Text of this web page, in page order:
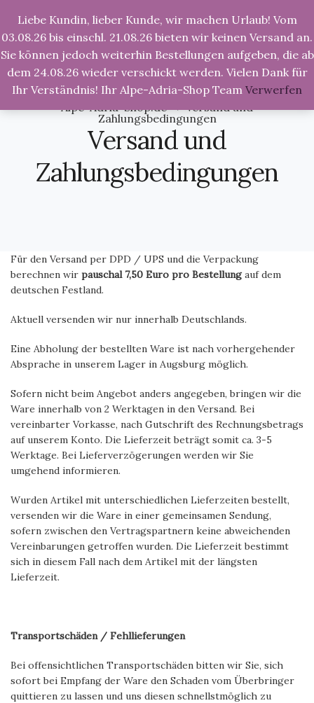
Liebe Kundin, lieber Kunde, wir machen Urlaub! Vom
03.08.26 bis einschl. 21.08.26 bieten wir keinen Versand an.
Sie können jedoch weiterhin Bestellungen aufgeben, die ab
dem 24.08.26 wieder verschickt werden. Vielen Dank für
Ihr Verständnis! Ihr Alpe-Adria-Shop Team Verwerfen
Alpe-Adria-Shop.de >Versand und
Zahlungsbedingungen
Versand und
Zahlungsbedingungen
Für den Versand per DPD / UPS und die Verpackung
berechnen wir pauschal 7,50 Euro pro Bestellungauf dem
deutschen Festland.
Aktuell versenden wir nur innerhalb Deutschlands.
Eine Abholung der bestellten Ware ist nach vorhergehender
Absprache in unserem Lager in Augsburg möglich.
Sofern nicht beim Angebot anders angegeben, bringen wir die
Ware innerhalb von 2 Werktagen in den Versand. Bei
vereinbarter Vorkasse, nach Gutschrift des Rechnungsbetrags
auf unserem Konto. Die Lieferzeit beträgt somit ca. 3-5
Werktage. Bei Lieferverzögerungen werden wir Sie
umgehend informieren.
Wurden Artikel mit unterschiedlichen Lieferzeiten bestellt,
versenden wir die Ware in einer gemeinsamen Sendung,
sofern zwischen den Vertragspartnern keine abweichenden
Vereinbarungen getroffen wurden. Die Lieferzeit bestimmt
sich in diesem Fall nach dem Artikel mit der längsten
Lieferzeit.
Transportschäden / Fehllieferungen
Bei offensichtlichen Transportschäden bitten wir Sie, sich
sofort bei Empfang der Ware den Schaden vom Überbringer
quittieren zu lassen und uns diesen schnellstmöglich zu